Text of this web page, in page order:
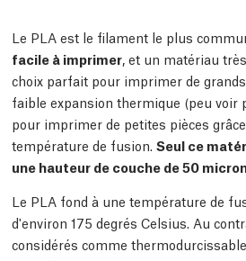
Le PLA est le filament le plus
facile à imprimer, et un matériau
choix parfait pour imprimer de
faible expansion thermique (peu voir
pour imprimer de petites pièces
température de fusion. Seul ce
une hauteur de couche de 50
Le PLA fond à une température de
d'environ 175 degrés Celsius. Au
considérés comme